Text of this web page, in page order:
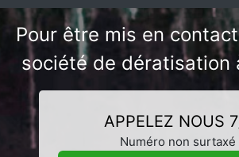
Pour être mis en
société de dératisation
APPELEZ NOUS
Numéro non surtaxé